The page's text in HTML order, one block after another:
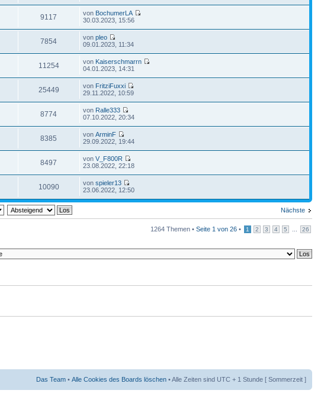
9117 von BochumerLA
30.03.2023, 15:56
7854 vonpleo
09.01.2023, 11:34
11254 von Kaiserschmarrn
04.01.2023, 14:31
25449 von FritziFuxxi
29.11.2022, 10:59
8774 von Ralle333
07.10.2022, 20:34
8385 vonArminF
29.09.2022, 19:44
8497 vonV_F800R
23.08.2022, 22:18
10090 vonspieler13
23.06.2022, 12:50
Nächste
1264 Themen • Seite 1 von 26 • 1 2 3 4 5 26
Das Team • Alle Cookies des Boards löschen • Alle Zeiten sind UTC + 1 Stunde [ Sommerzeit ]